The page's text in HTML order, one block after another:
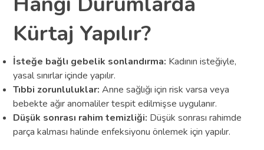
Kürtaj Yapılır?
İsteğe bağlı gebelik sonlandırma: Kadının isteğiyle,
yasal sınırlar içinde yapılır.
Tıbbi zorunluluklar: Anne sağlığı için risk varsa veya
bebekte ağır anomaliler tespit edilmişse uygulanır.
Düşük sonrası rahim temizliği: Düşük sonrası rahimde
parça kalması halinde enfeksiyonu önlemek için yapılır.